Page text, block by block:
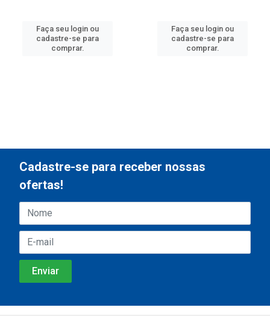
Faça seu login ou
cadastre-se para
comprar.
Faça seu login ou
cadastre-se para
comprar.
Cadastre-se para receber nossas
ofertas!